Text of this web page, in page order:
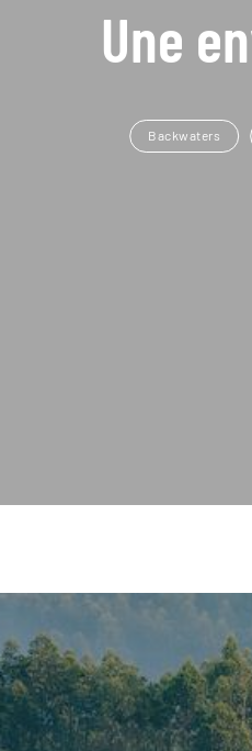
Une
Backwaters